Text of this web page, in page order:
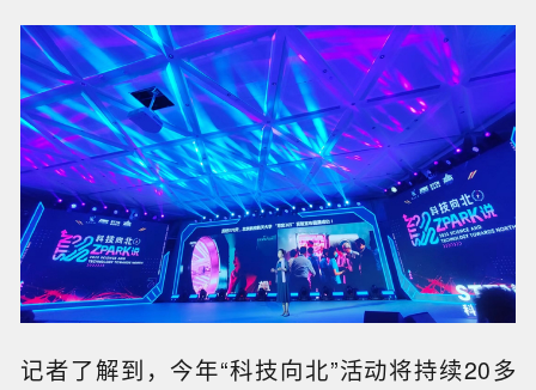
记者了解到，今年“科技向北”活动将持续20多